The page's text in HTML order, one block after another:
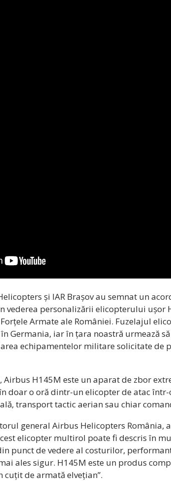
și IAR Brașov au semnat un
vederea personalizării elicopterului ușor
Armate ale României. Fuzelajul
Germania, iar în țara noastră urmează
echipamentelor militare solicitate de
H145M este un aparat de zbor
doar o oră dintr-un elicopter de atac într-
transport tactic aerian sau chiar
general Airbus Helicopters România,
elicopter multirol poate fi descris în
punct de vedere al costurilor,
ales sigur. H145M este un produs
cuțit de armată elvețian”.